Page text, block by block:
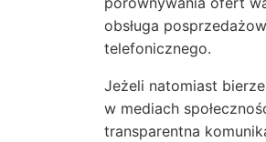
obsługa
telefonicznego.
Jeżeli natomiast
w mediach
transparentna